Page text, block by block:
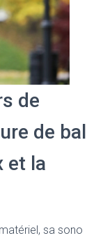
de
de bal
et la
sa sono